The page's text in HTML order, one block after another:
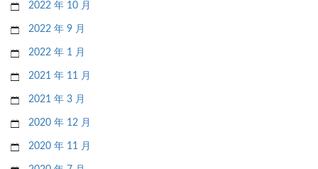
2022 年 10 月
2022 年 9 月
2022 年 1 月
2021 年 11 月
2021 年 3 月
2020 年 12 月
2020 年 11 月